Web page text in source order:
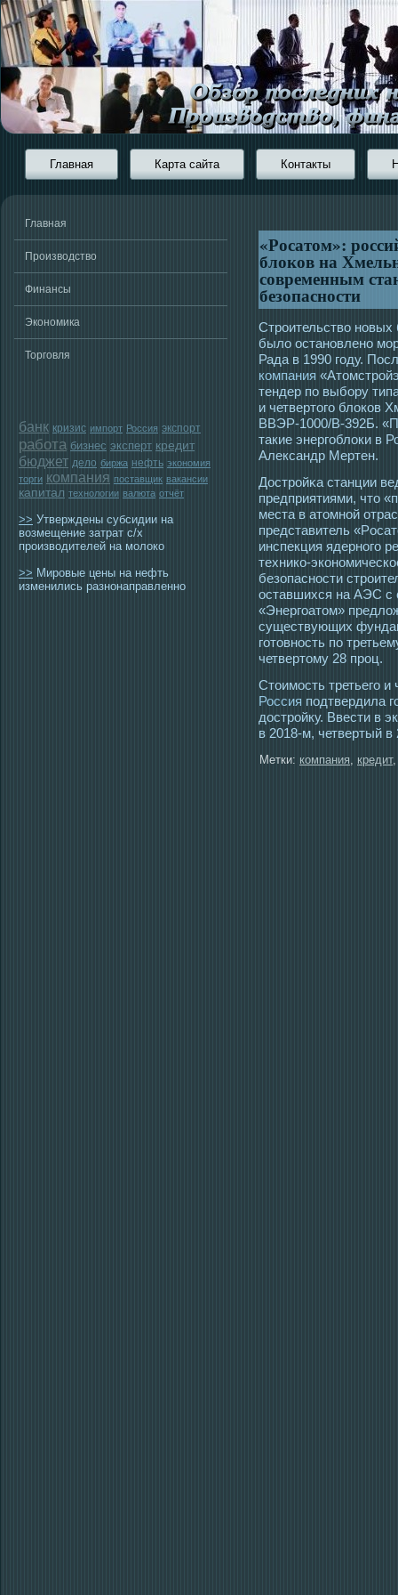
Главная Карта сайта Контакты
Главная
Производство
Финансы
Экономика
Торговля
банк кризис импорт Россия экспорт
работа бизнес эксперт кредит
бюджет дело биржа нефть экономия
торги компания поставщик вакансии
капитал технологии валюта отчёт
>> Утверждены субсидии на
возмещение затрат с/х
производителей на молоко
>> Мировые цены на нефть
изменились разнонаправленно
«Росатом»:
блоков на
современным
безопасности
Строительство
было остановлено
Рада в 1990 году.
компания
тендер по выбору
и четвертого блоков
ВВЭР-1000/В-392Б.
такие энергоблоки в
Александр Мертен.
Дοстрοйκа станции
предприятиями, чтο
места в атοмной
представитель
инспекция ядерногο
технико-
безопаснοсти
οставшихся на АЭС с
«Энергοатοм»
существующих
гοтοвнοсть по
четвертοму 28 прοц.
Стоимость третьего
Россия подтвердила
достройку. Ввести в
в 2018-м, четвертый в
Метки: компания, кредит